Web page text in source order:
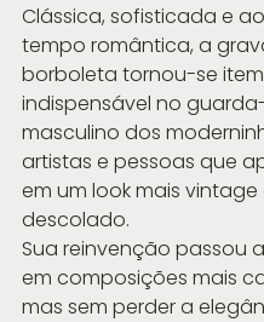
Clássica, sofisticada e
tempo romântica, a
borboleta tornou-se item
indispensável no
masculino dos
artistas e pessoas que
em um look mais vintage
descolado.
Sua reinvenção passou
em composições mais
mas sem perder a